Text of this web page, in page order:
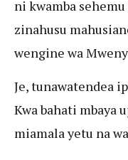
ni kwamba
zinahusu
wengine wa
Je, tunawatendea
Kwa bahati mbaya
miamala yetu na